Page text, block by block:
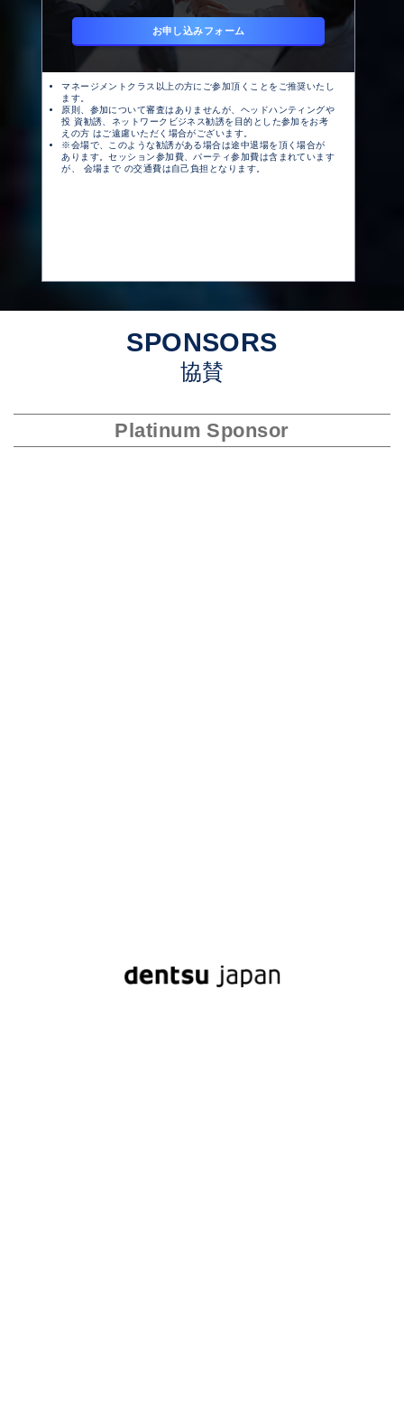
お申し込みフォーム
マネージメントクラス以上の方にご参加頂くことをご推奨いたし
ます。
原則、参加について審査はありませんが、ヘッドハンティングや
投 資勧誘、ネットワークビジネス勧誘を目的とした参加をお考
えの方 はご遠慮いただく場合がございます。
※会場で、このような勧誘がある場合は途中退場を頂く場合が
あります。セッション参加費、パーティ参加費は含まれています
が、 会場まで の交通費は自己負担となります。
SPONSORS
協賛
Platinum Sponsor